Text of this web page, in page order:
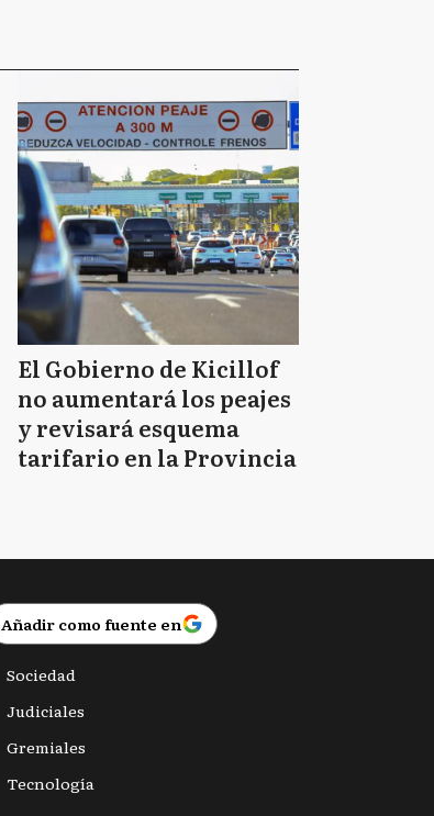
El Gobierno de Kicillof
no aumentará los peajes
y revisará esquema
tarifario en la Provincia
Añadir como fuente en
Sociedad
Judiciales
Gremiales
Tecnología